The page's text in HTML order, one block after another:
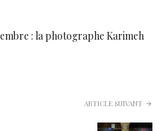
: la photographe Karimeh
ARTICLE SUIVANT